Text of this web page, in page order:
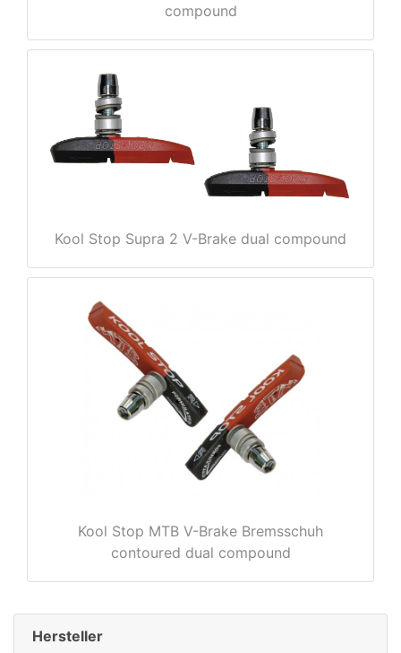
compound
Kool Stop Supra 2 V-Brake dual compound
Kool Stop MTB V-Brake Bremsschuh
contoured dual compound
Hersteller